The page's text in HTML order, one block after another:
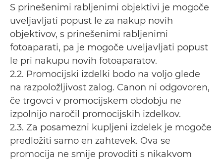
S prinešenimi rabljenimi objektivi je mogoče
uveljavljati popust le za nakup novih
objektivov, s prinešenimi rabljenimi
fotoaparati, pa je mogoče uveljavljati popust
le pri nakupu novih fotoaparatov.
2.2. Promocijski izdelki bodo na voljo glede
na razpoložljivost zalog. Canon ni odgovoren,
če trgovci v promocijskem obdobju ne
izpolnijo naročil promocijskih izdelkov.
2.3. Za posamezni kupljeni izdelek je mogoče
predložiti samo en zahtevek. Ova se
promocija ne smije provoditi s nikakvom